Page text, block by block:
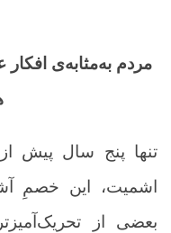
مردم به‌مثابه‌ی
تنها پنج سال پیش
اشمیت، این خصمِ
بعضی از